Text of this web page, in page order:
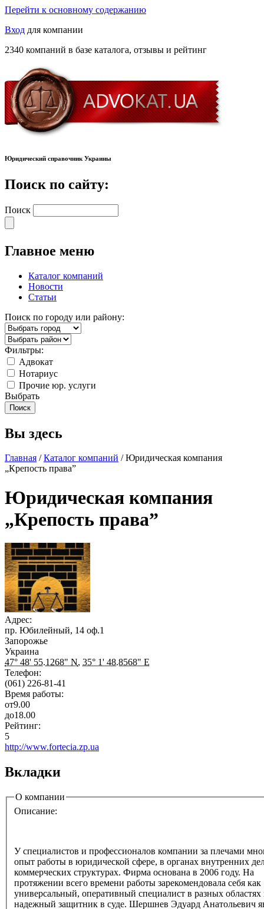
Перейти к основному содержанию
Вход для компании
2340 компаний в базе каталога, отзывы и рейтинг
Юридический справочник Украины
Поиск по сайту:
Поиск
Главное меню
Каталог компаний
Новости
Статьи
Поиск по городу или району:
Фильтры:
Адвокат
Нотариус
Прочие юр. услуги
Выбрать
Вы здесь
Главная /Каталог компаний / Юридическая компания
„Крепость права”
Юридическая компания
„Крепость права”
Адрес:
пр. Юбилейный, 14 оф.1
Запорожье
Украина
47° 48' 55.1268" N, 35° 1' 48.8568" E
Телефон:
(061) 226-81-41
Время работы:
от9.00
до18.00
Рейтинг:
5
http://www.fortecia.zp.ua
Вкладки
О компании
Описание:
У специалистов и профессионалов компании за плечами
опыт работы в юридической сфере, в органах внутренних
коммерческих структурах. Фирма основана в 2006 году. На
протяжении всего времени работы зарекомендовала себя как
универсальный, оперативный специалист в разных областях
надежный защитник в суде. Шершнев Эдуард Анатольевич